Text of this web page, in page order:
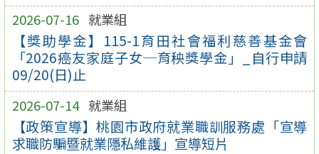
2026-07-16 就業組
【獎助學金】115-1育田社會福利慈善基金會
「2026癌友家庭子女─育秧獎學金」_自行申請
09/20(日)止
2026-07-14 就業組
【政策宣導】桃園市政府就業職訓服務處「宣導
求職防騙暨就業隱私維護」宣導短片